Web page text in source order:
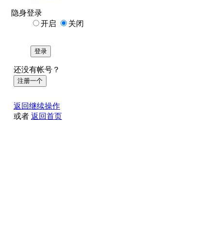
隐身登录
开启
关闭
登录
还没有帐号？
注册一个
返回继续操作
或者 返回首页